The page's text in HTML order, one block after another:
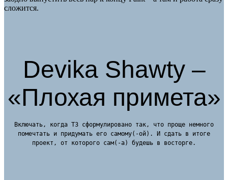
сложится.
Devika Shawty –
«Плохая примета»
Включать, когда ТЗ сформулировано так, что проще немного
помечтать и придумать его самому(-ой). И сдать в итоге
проект, от которого сам(-а) будешь в восторге.